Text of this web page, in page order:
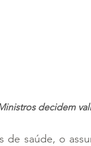
decidem
de saúde, o